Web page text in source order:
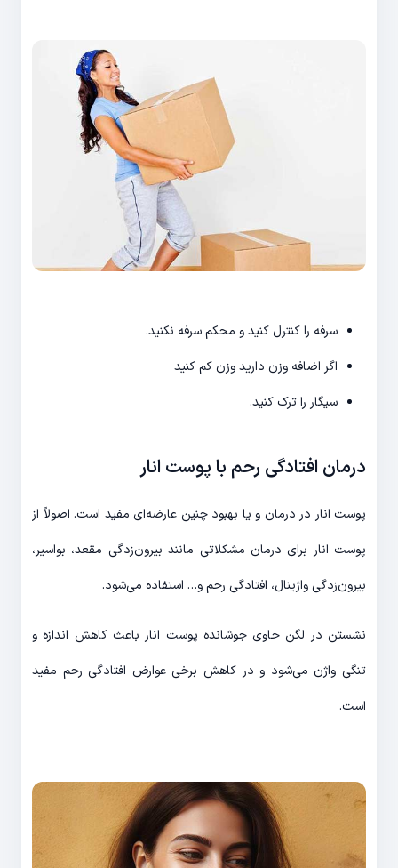
سرفه را کنترل کنید و محکم سرفه نکنید.
اگر اضافه وزن دارید وزن کم کنید
سیگار را ترک کنید.
درمان افتادگی رحم با پوست انار
پوست انار در درمان و یا بهبود چنین عارضه‌ای مفید است. اصولاً از
پوست انار برای درمان مشکلاتی مانند بیرون‌زدگی مقعد، بواسیر،
بیرون‌زدگی واژینال، افتادگی رحم و… استفاده می‌شود.
نشستن در لگن حاوی جوشانده پوست انار باعث کاهش اندازه و
تنگی واژن می‌شود و در کاهش برخی عوارض افتادگی رحم مفید
است.